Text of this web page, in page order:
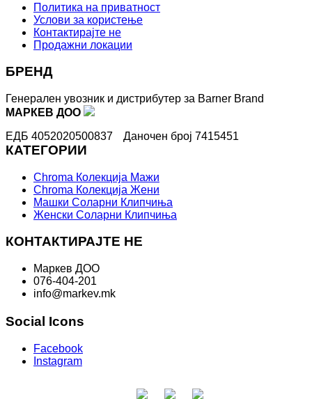
Политика на приватност
Услови за користење
Контактирајте не
Продажни локации
БРЕНД
Генерален увозник и дистрибутер за Barner Brand
МАРКЕВ ДОО
ЕДБ 4052020500837
Даночен број 7415451
КАТЕГОРИИ
Chroma Колекција Мажи
Chroma Колекција Жени
Машки Соларни Клипчиња
Женски Соларни Клипчиња
КОНТАКТИРАЈТЕ НЕ
Маркев ДОО
076-404-201
info@markev.mk
Social Icons
Facebook
Instagram